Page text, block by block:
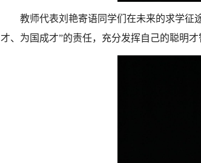
教师代表刘艳寄语同学们在未来的求学征
才、为国成才”的责任，充分发挥自己的聪明